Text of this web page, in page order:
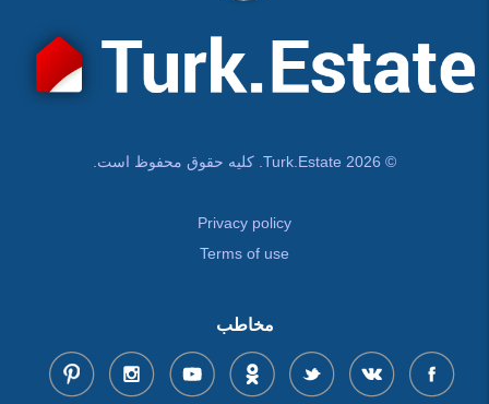
© Turk.Estate 2026. کلیه حقوق محفوظ است.
Privacy policy
Terms of use
مخاطب